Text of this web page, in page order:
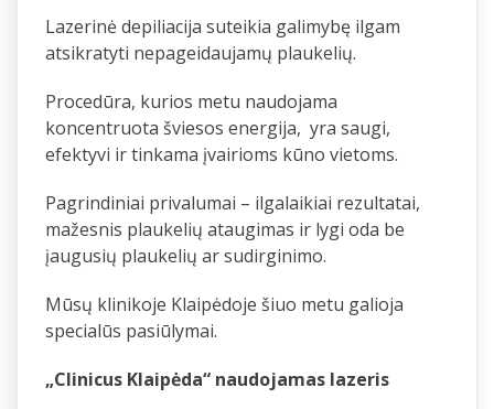
Lazerinė depiliacija suteikia galimybę ilgam
atsikratyti nepageidaujamų plaukelių.
Procedūra, kurios metu naudojama
koncentruota šviesos energija, yra saugi,
efektyvi ir tinkama įvairioms kūno vietoms.
Pagrindiniai privalumai – ilgalaikiai rezultatai,
mažesnis plaukelių ataugimas ir lygi oda be
įaugusių plaukelių ar sudirginimo.
Mūsų klinikoje Klaipėdoje šiuo metu galioja
specialūs pasiūlymai.
„Clinicus Klaipėda“ naudojamas lazeris